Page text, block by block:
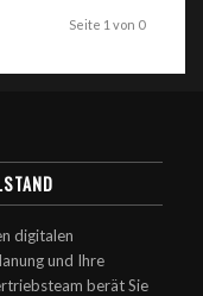
Seite 1 von 0
digitalen
und Ihre
berät Sie